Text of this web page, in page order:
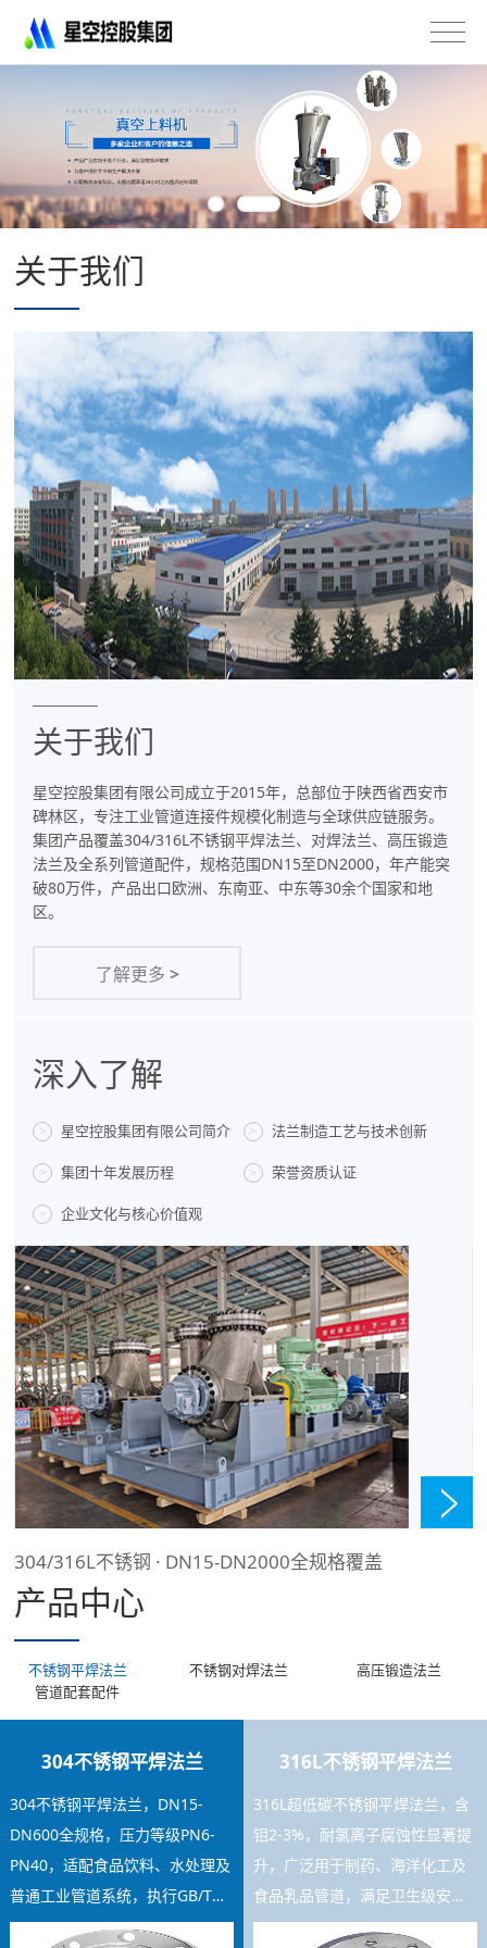
控
限
公
法
兰
管
道
配
件
专
业
制
造
关于我们
关于我们
星空控股集团有限公司成立于2015年，总部位于陕西省西安市
碑林区，专注工业管道连接件规模化制造与全球供应链服务。
集团产品覆盖304/316L不锈钢平焊法兰、对焊法兰、高压锻造
法兰及全系列管道配件，规格范围DN15至DN2000，年产能突
破80万件，产品出口欧洲、东南亚、中东等30余个国家和地
区。
了解更多 >
深入了解
> 星空控股集团有限公司简介 > 法兰制造工艺与技术创新
> 集团十年发展历程 > 荣誉资质认证
> 企业文化与核心价值观
304/316L不锈钢 · DN15-DN2000全规格覆盖
产品中心
不锈钢平焊法兰 不锈钢对焊法兰
高压锻造法兰
管道配套配件
304不锈钢平焊法兰
304不锈钢平焊法兰，DN15-
DN600全规格，压力等级PN6-
PN40，适配食品饮料、水处理及
普通工业管道系统，执行GB/T
9119标准，焊接工艺稳定，库存
316L不锈钢平焊法兰
316L超低碳不锈钢平焊法兰，含
钼2-3%，耐氯离子腐蚀性显著提
升，广泛用于制药、海洋化工及
食品乳品管道，满足卫生级安装
要求，可提供材质证书及SGS检